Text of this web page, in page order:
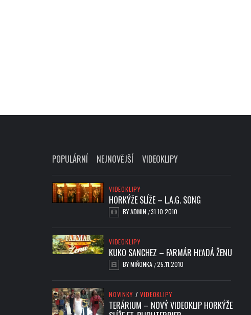
POPULÁRNÍ NEJNOVĚJŠÍ VIDEOKLIPY
VIDEOKLIPY
HORKÝŽE SLÍŽE – L.A.G. SONG
BYADMIN /31.10.2010
VIDEOKLIPY
KUKO SANCHEZ – FARMÁR HĽADÁ ŽENU
BYMIŇONKA /25.11.2010
NOVINKY / VIDEOKLIPY
TERÁRIUM – NOVÝ VIDEOKLIP HORKÝŽE